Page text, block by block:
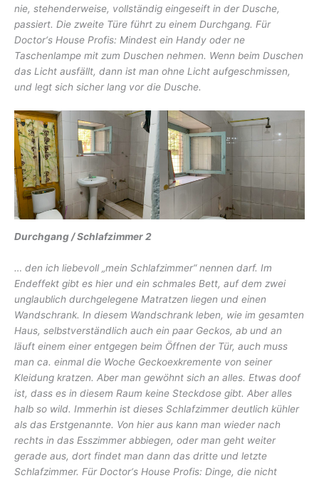
nie, stehenderweise, vollständig eingeseift in der Dusche,
passiert. Die zweite Türe führt zu einem Durchgang. Für
Doctor‘s House Profis: Mindest ein Handy oder ne
Taschenlampe mit zum Duschen nehmen. Wenn beim Duschen
das Licht ausfällt, dann ist man ohne Licht aufgeschmissen,
und legt sich sicher lang vor die Dusche.
Durchgang / Schlafzimmer 2
… den ich liebevoll „mein Schlafzimmer“ nennen darf. Im
Endeffekt gibt es hier und ein schmales Bett, auf dem zwei
unglaublich durchgelegene Matratzen liegen und einen
Wandschrank. In diesem Wandschrank leben, wie im gesamten
Haus, selbstverständlich auch ein paar Geckos, ab und an
läuft einem einer entgegen beim Öffnen der Tür, auch muss
man ca. einmal die Woche Geckoexkremente von seiner
Kleidung kratzen. Aber man gewöhnt sich an alles. Etwas doof
ist, dass es in diesem Raum keine Steckdose gibt. Aber alles
halb so wild. Immerhin ist dieses Schlafzimmer deutlich kühler
als das Erstgenannte. Von hier aus kann man wieder nach
rechts in das Esszimmer abbiegen, oder man geht weiter
gerade aus, dort findet man dann das dritte und letzte
Schlafzimmer. Für Doctor‘s House Profis: Dinge, die nicht